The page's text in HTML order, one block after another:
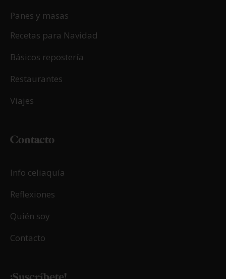
Panes y masas
Recetas para Navidad
Básicos repostería
Restaurantes
Viajes
Contacto
Info celiaquía
Reflexiones
Quién soy
Contacto